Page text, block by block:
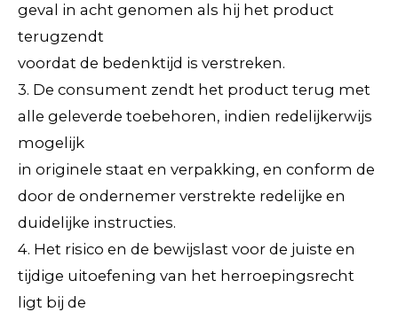
geval in acht genomen als hij het product
terugzendt
voordat de bedenktijd is verstreken.
3. De consument zendt het product terug met
alle geleverde toebehoren, indien redelijkerwijs
mogelijk
in originele staat en verpakking, en conform de
door de ondernemer verstrekte redelijke en
duidelijke instructies.
4. Het risico en de bewijslast voor de juiste en
tijdige uitoefening van het herroepingsrecht
ligt bij de